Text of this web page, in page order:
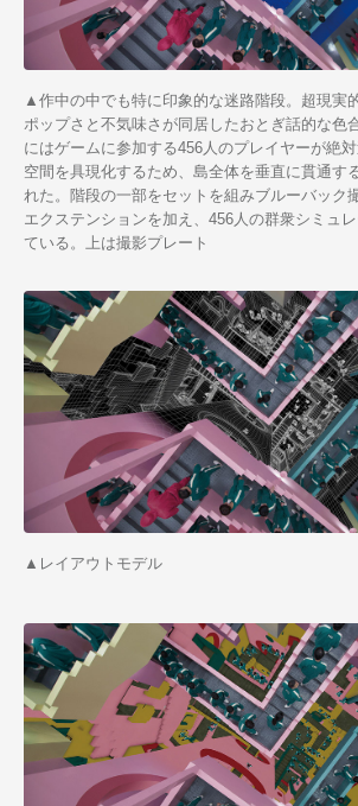
▲作中の中でも特に印象的な迷路階段。超現実
ポップさと不気味さが同居したおとぎ話的な色
にはゲームに参加する456人のプレイヤーが絶
空間を具現化するため、島全体を垂直に貫通す
れた。階段の一部をセットを組みブルーバック
エクステンションを加え、456人の群衆シミュ
ている。上は撮影プレート
▲レイアウトモデル